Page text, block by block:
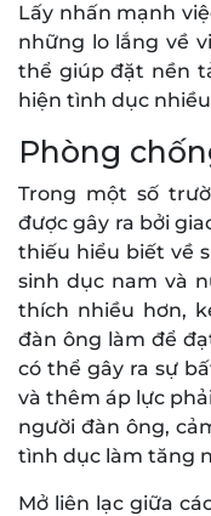
Lấy nhấn mạnh
những lo lắng về
thể giúp đặt nền
hiện tình dục
Phòng
Trong một số
được gây ra bởi
thiếu hiểu biết về
sinh dục nam và
thích nhiều hơn,
đàn ông làm để
có thể gây ra sự
và thêm áp lực
người đàn ông,
tình dục làm tăng
Mở liên lạc giữa